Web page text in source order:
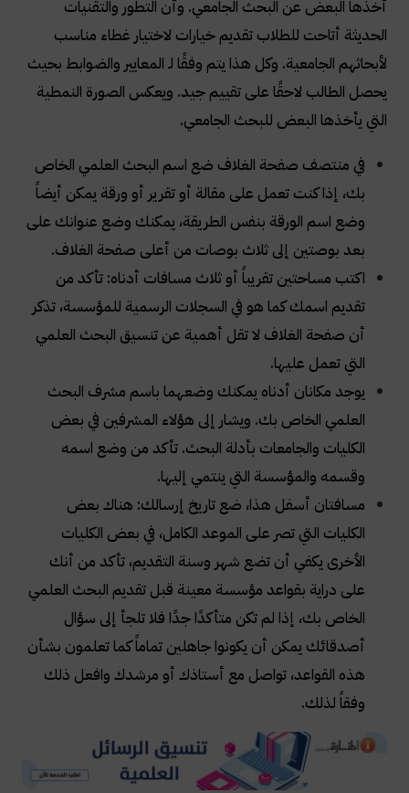
أخذها البعض عن البحث الجامعي. وأن التطور والتقنيات
الحديثة أتاحت للطلاب تقديم خيارات لاختيار غطاء مناسب
لأبحاثهم الجامعية. وكل هذا يتم وفقًا لـ المعايير والضوابط بحيث
يحصل الطالب لاحقًا على تقييم جيد. ويعكس الصورة النمطية
التي يأخذها البعض للبحث الجامعي.
في منتصف صفحة الغلاف ضع اسم البحث العلمي الخاص
بك، إذا كنت تعمل على مقالة أو تقرير أو ورقة يمكن أيضاً
وضع اسم الورقة بنفس الطريقة، يمكنك وضع عنوانك على
بعد بوصتين إلى ثلاث بوصات من أعلى صفحة الغلاف.
اكتب مساحتين تقريباً أو ثلاث مسافات أدناه: تأكد من
تقديم اسمك كما هو في السجلات الرسمية للمؤسسة، تذكر
أن صفحة الغلاف لا تقل أهمية عن تنسيق البحث العلمي
التي تعمل عليها.
يوجد مكانان أدناه يمكنك وضعهما باسم مشرف البحث
العلمي الخاص بك. ويشار إلى هؤلاء المشرفين في بعض
الكليات والجامعات بأدلة البحث. تأكد من وضع اسمه
وقسمه والمؤسسة التي ينتمي إليها.
مسافتان أسفل هذا، ضع تاريخ إرسالك: هناك بعض
الكليات التي تصر على الموعد الكامل، في بعض الكليات
الأخرى يكفي أن تضع شهر وسنة التقديم، تأكد من أنك
على دراية بقواعد مؤسسة معينة قبل تقديم البحث العلمي
الخاص بك، إذا لم تكن متأكدًا جدًا فلا تلجأ إلى سؤال
أصدقائك يمكن أن يكونوا جاهلين تماماً كما تعلمون بشأن
هذه القواعد، تواصل مع أستاذك أو مرشدك وافعل ذلك
وفقاً لذلك.